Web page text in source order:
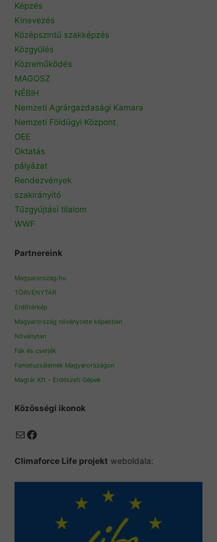
Képzés
Kinevezés
Középszintű szakképzés
Közgyűlés
Közreműködés
MAGOSZ
NÉBIH
Nemzeti Agrárgazdasági Kamara
Nemzeti Földügyi Központ
OEE
Oktatás
pályázat
Rendezvények
szakirányító
Tűzgyújtási tilalom
WWF
Partnereink
Magyarorszag.hu
TÖRVÉNYTÁR
Erdőtérkép
Magyarország növényzete képekben
Növénytan
Fák és cserjék
Famatuzsálemek Magyarországon
Magtár Kft - Erdészeti Gépek
Közösségi ikonok
MailFacebook
Climaforce Life projekt weboldala: